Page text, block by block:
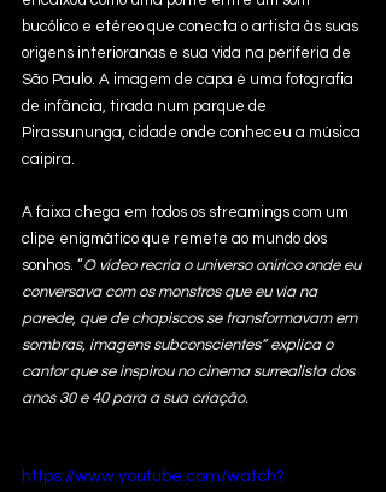
bucólico e etéreo que conecta o artista às suas
origens interioranas e sua vida na periferia de
São Paulo. A imagem de capa é uma fotografia
de infância, tirada num parque de
Pirassununga, cidade onde conheceu a música
caipira.
A faixa chega em todos os streamings com um
clipe enigmático que remete ao mundo dos
sonhos. “O vídeo recria o universo onírico onde eu
conversava com os monstros que eu via na
parede, que de chapiscos se transformavam em
sombras, imagens subconscientes” explica o
cantor que se inspirou no cinema surrealista dos
anos 30 e 40 para a sua criação.
https://www.youtube.com/watch?